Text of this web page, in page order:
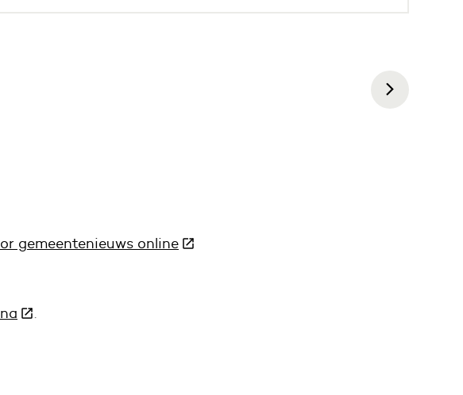
gemeentenieuws online (Deze link gaat naar een andere website)
website)
(Deze link gaat naar een andere website)
.